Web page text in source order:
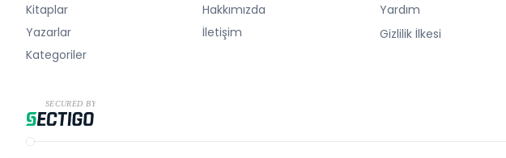
Kitaplar
Yazarlar
Kategoriler
Hakkımızda
İletişim
Yardım
Gizlilik İlkesi